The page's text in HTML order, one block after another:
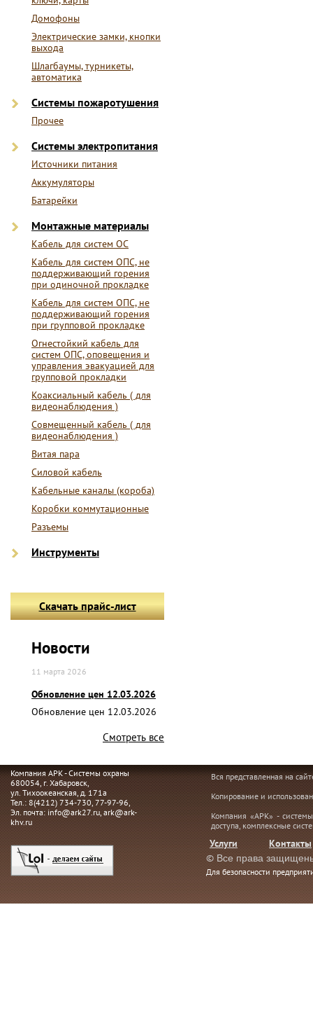
Домофоны
Электрические замки, кнопки
выхода
Шлагбаумы, турникеты,
автоматика
Системы пожаротушения
Прочее
Системы электропитания
Источники питания
Аккумуляторы
Батарейки
Монтажные материалы
Кабель для систем ОС
Кабель для систем ОПС, не
поддерживающий горения
при одиночной прокладке
Кабель для систем ОПС, не
поддерживающий горения
при групповой прокладке
Огнестойкий кабель для
систем ОПС, оповещения и
управления эвакуацией для
групповой прокладки
Коаксиальный кабель ( для
видеонаблюдения )
Совмещенный кабель ( для
видеонаблюдения )
Витая пара
Силовой кабель
Кабельные каналы (короба)
Коробки коммутационные
Разъемы
Инструменты
Скачать прайс-лист
Новости
11 марта 2026
Обновление цен 12.03.2026
Обновление цен 12.03.2026
Смотреть все
Компания АРК - Системы охраны
680054, г. Хабаровск,
ул. Тихоокеанская, д. 171а
Тел.: 8(4212) 734-730, 77-97-96,
Эл. почта: info@ark27.ru, ark@ark-
khv.ru
Вся представленная на
Копирование и
Компания «АРК» -
доступа, комплексные
Услуги
Контакты
© Все права
Для безопасности